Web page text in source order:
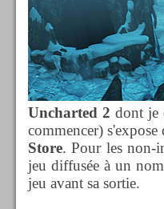
Uncharted 2 dont je
commencer)
Store. Pour les non-
jeu diffusée à un
jeu avant sa sortie.